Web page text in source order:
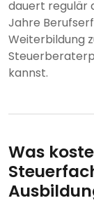
dauert regulär
Jahre
Weiterbildung
kannst.
Was